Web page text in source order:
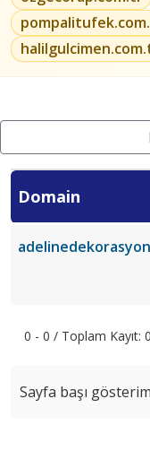
Domain
0 - 0 / Toplam Kayıt: 0
Sayfa başı